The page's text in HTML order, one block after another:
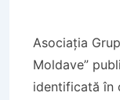
Asociația
Moldave”
identificată în